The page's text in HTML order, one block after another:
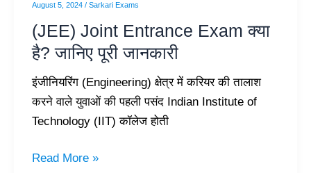
August 5, 2024 / Sarkari Exams
(JEE) Joint Entrance Exam क्या
है? जानिए पूरी जानकारी
इंजीनियरिंग (Engineering) क्षेत्र में करियर की तालाश
करने वाले युवाओं की पहली पसंद Indian Institute of
Technology (IIT) कॉलेज होती
Read More »